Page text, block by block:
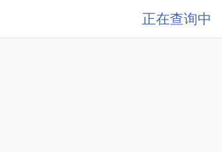
正在查询中